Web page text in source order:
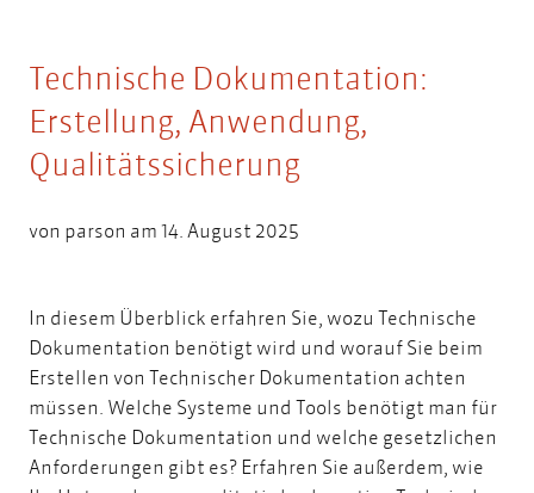
Technische Dokumentation:
Erstellung, Anwendung,
Qualitätssicherung
von parson am 14. August 2025
In diesem Überblick erfahren Sie, wozu Technische
Dokumentation benötigt wird und worauf Sie beim
Erstellen von Technischer Dokumentation achten
müssen. Welche Systeme und Tools benötigt man für
Technische Dokumentation und welche gesetzlichen
Anforderungen gibt es? Erfahren Sie außerdem, wie